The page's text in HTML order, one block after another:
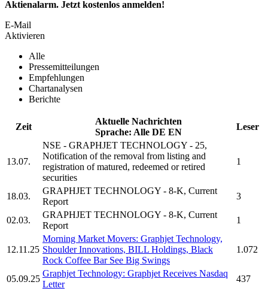
Aktienalarm. Jetzt kostenlos anmelden!
E-Mail
Aktivieren
Alle
Pressemitteilungen
Empfehlungen
Chartanalysen
Berichte
Zeit
Aktuelle Nachrichten
Sprache: Alle DE EN
Leser
13.07.
NSE - GRAPHJET TECHNOLOGY - 25,
Notification of the removal from listing and
registration of matured, redeemed or retired
securities
1
18.03.
GRAPHJET TECHNOLOGY - 8-K, Current
Report
3
02.03.
GRAPHJET TECHNOLOGY - 8-K, Current
Report
1
12.11.25
Morning Market Movers: Graphjet Technology,
Shoulder Innovations, BILL Holdings, Black
Rock Coffee Bar See Big Swings
1.072
05.09.25
Graphjet Technology: Graphjet Receives Nasdaq
Letter
437